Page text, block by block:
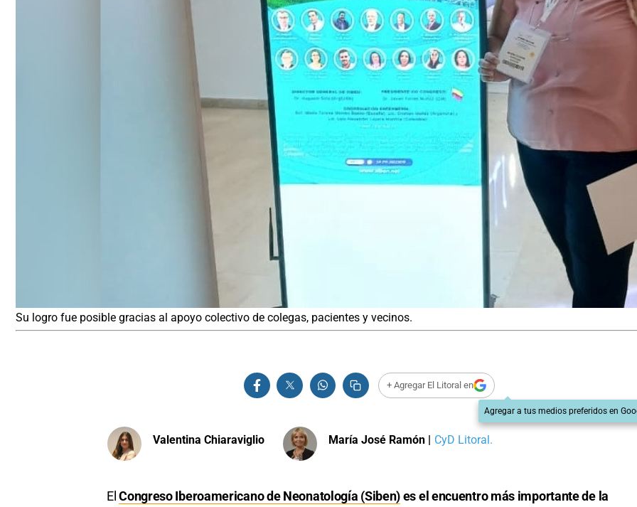
Su logro fue posible gracias al apoyo colectivo de colegas, pacientes y vecinos.
+ Agregar El Litoral en
Agregar a tus medios preferidos en
Valentina Chiaraviglio María José Ramón | CyD Litoral.
ElCongreso Iberoamericano de Neonatología (Siben)es el encuentro más importante de la